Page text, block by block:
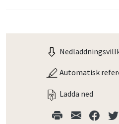
Automatisk
Ladda ned